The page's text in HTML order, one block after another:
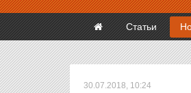
Статьи
30.07.2018, 10:24